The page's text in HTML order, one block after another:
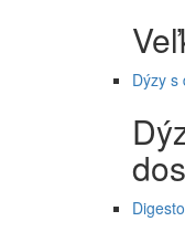
Dýzy s